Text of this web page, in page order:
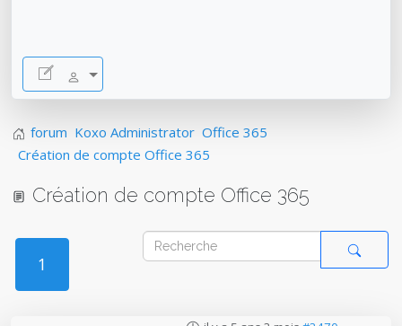
forum Koxo Administrator Office 365
Création de compte Office 365
Création de compte Office 365
1